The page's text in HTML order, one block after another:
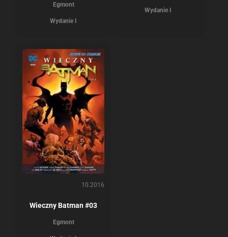
Egmont
Wydanie I
Wydanie I
10.2016
Wieczny Batman #03
Egmont